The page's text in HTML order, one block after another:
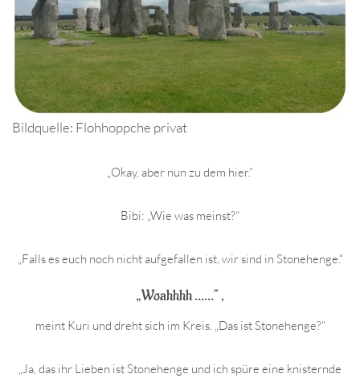
Bildquelle: Flohhoppche privat
„Okay, aber nun zu dem hier.“
Bibi: „Wie was meinst?“
„Falls es euch noch nicht aufgefallen ist, wir sind in Stonehenge.“
„Woahhhh ……“ ,
meint Kuri und dreht sich im Kreis. „Das ist Stonehenge?“
„Ja, das ihr Lieben ist Stonehenge und ich spüre eine knisternde